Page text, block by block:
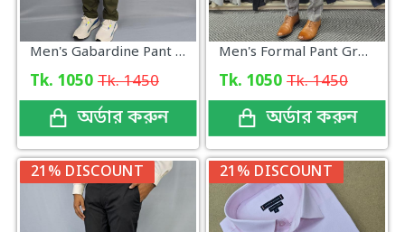
Men's Gabardine Pant Bottle Green
Tk. 1050 Tk. 1450
অর্ডার করুন
Men's Formal Pant Grey Check
Tk. 1050 Tk. 1450
অর্ডার করুন
21% DISCOUNT 21% DISCOUNT